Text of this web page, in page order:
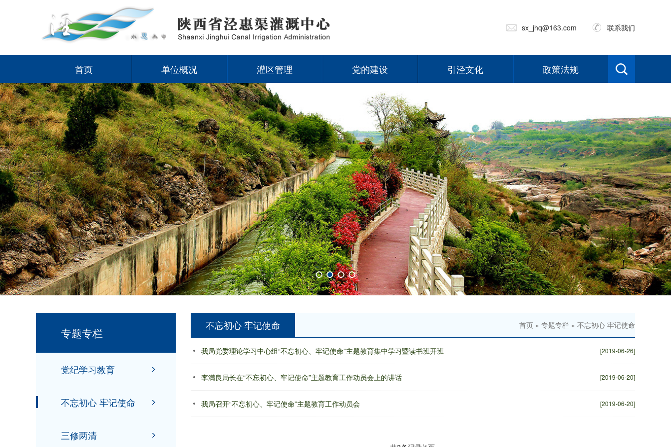
sx_jhq@163.com 联系我们
首页 单位概况 灌区管理 党的建设 引泾文化 政策法规
专题专栏
党纪学习教育
不忘初心 牢记使命
三修两清
不忘初心 牢记使命 首页 » 专题专栏 » 不忘初心 牢记使命
[2019-06-26]
我局党委理论学习中心组“不忘初心、牢记使命”主题教育集中学习暨读书班开班
[2019-06-20]
李满良局长在“不忘初心、牢记使命”主题教育工作动员会上的讲话
[2019-06-20]
我局召开“不忘初心、牢记使命”主题教育工作动员会